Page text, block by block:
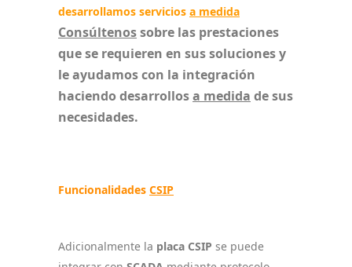
desarrollamos servicios a medida
Consúltenossobre las prestaciones
que se requieren en sus soluciones y
le ayudamos con la integración
haciendo desarrollosa medida de sus
necesidades.
Funcionalidades CSIP
Adicionalmente la placa CSIP se puede